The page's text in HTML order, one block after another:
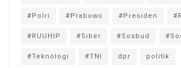
#Polri #Prabowo #Presiden
#RUUHIP #Siber #Sosbud
#Teknologi #TNI dpr politik